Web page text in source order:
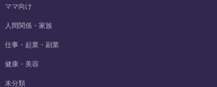
ママ向け
人間関係・家族
仕事・起業・副業
健康・美容
未分類